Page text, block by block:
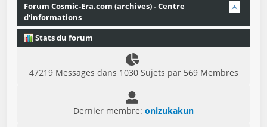
Forum Cosmic-Era.com (archives) - Centre
d'informations
Stats du forum
47219 Messages dans 1030 Sujets par 569 Membres
Dernier membre: onizukakun